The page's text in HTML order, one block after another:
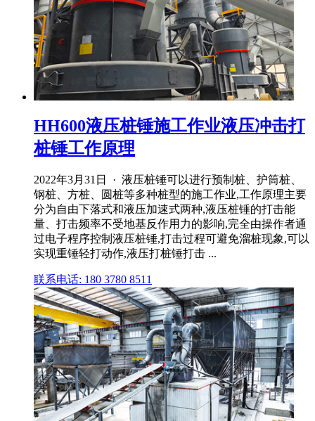
HH600液压桩锤施工作业液压冲击打
桩锤工作原理
2022年3月31日 · 液压桩锤可以进行预制桩、护筒桩、
钢桩、方桩、圆桩等多种桩型的施工作业,工作原理主要
分为自由下落式和液压加速式两种,液压桩锤的打击能
量、打击频率不受地基反作用力的影响,完全由操作者通
过电子程序控制液压桩锤,打击过程可避免溜桩现象,可以
实现重锤轻打动作,液压打桩锤打击 ...
联系电话: 180 3780 8511